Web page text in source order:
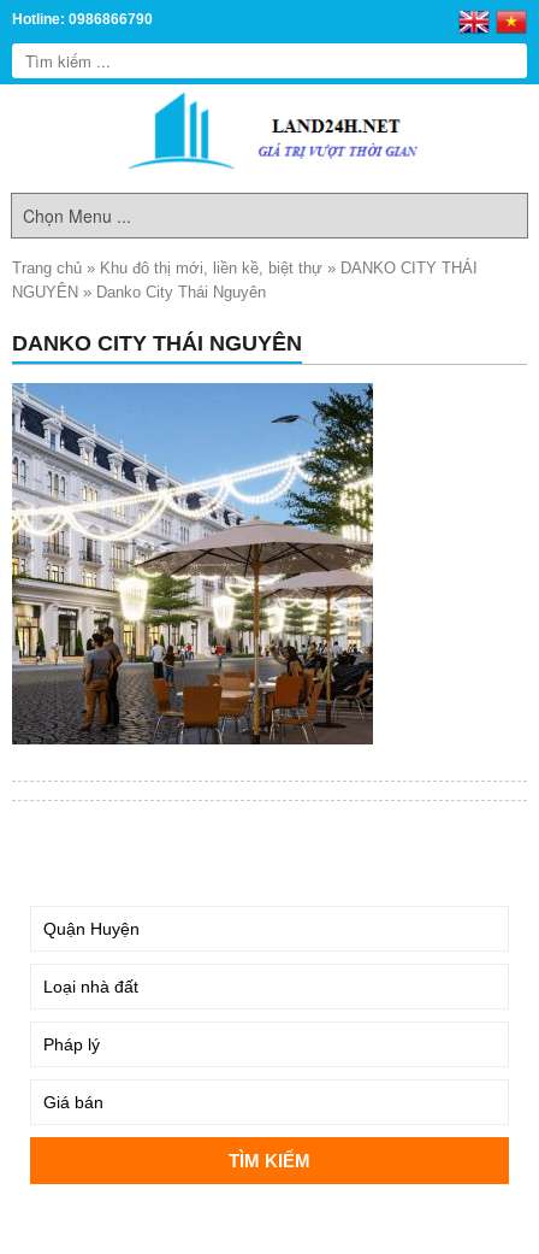
Hotline: 0986866790
Trang chủ » Khu đô thị mới, liền kề, biệt thự » DANKO CITY THÁI
NGUYÊN » Danko City Thái Nguyên
DANKO CITY THÁI NGUYÊN